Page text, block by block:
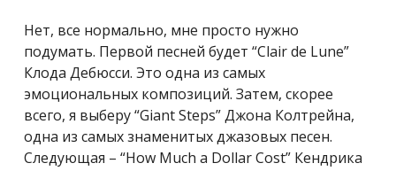
Нет, все нормально, мне просто нужно
подумать. Первой песней будет “Clair de Lune”
Клода Дебюсси. Это одна из самых
эмоциональных композиций. Затем, скорее
всего, я выберу “Giant Steps” Джона Колтрейна,
одна из самых знаменитых джазовых песен.
Следующая – “How Much a Dollar Cost” Кендрика